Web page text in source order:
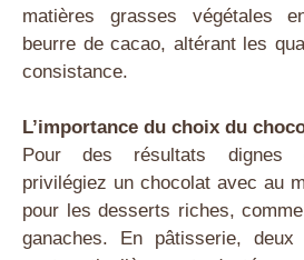
matières grasses végétales
beurre de cacao, altérant les
consistance.
L’importance du choix du
Pour des résultats dignes
privilégiez un chocolat avec au
pour les desserts riches,
ganaches. En pâtisserie,